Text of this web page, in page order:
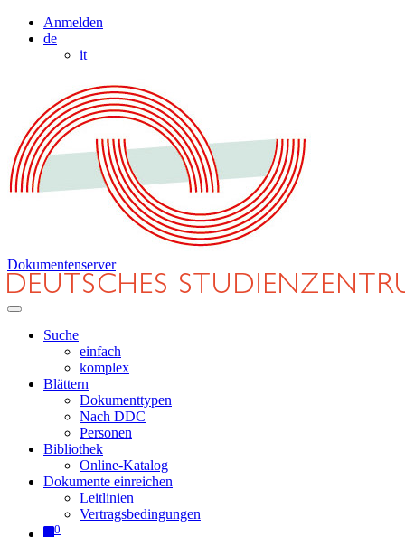
Anmelden
de
it
Dokumentenserver
Suche
einfach
komplex
Blättern
Dokumenttypen
Nach DDC
Personen
Bibliothek
Online-Katalog
Dokumente einreichen
Leitlinien
Vertragsbedingungen
0